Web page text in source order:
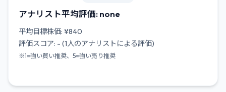
アナリスト平均評価: none
平均目標株価: ¥840
評価スコア: - (1人のアナリストによる評価)
※1=強い買い推奨、5=強い売り推奨